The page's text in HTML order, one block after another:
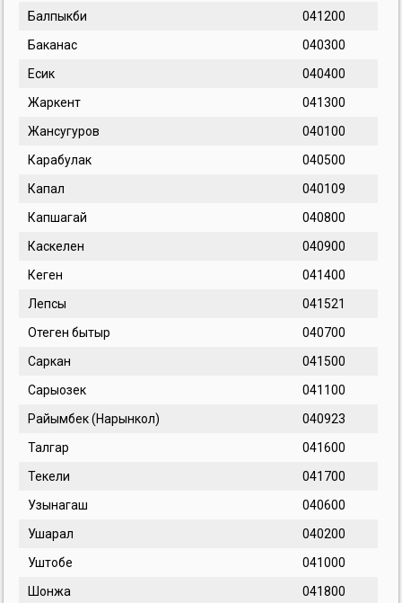
Балпыкби
041200
Баканас
040300
Есик
040400
Жаркент
041300
Жансугуров
040100
Карабулак
040500
Капал
040109
Капшагай
040800
Каскелен
040900
Кеген
041400
Лепсы
041521
Отеген бытыр
040700
Саркан
041500
Сарыозек
041100
Райымбек (Нарынкол)
040923
Талгар
041600
Текели
041700
Узынагаш
040600
Ушарал
040200
Уштобе
041000
Шонжа
041800